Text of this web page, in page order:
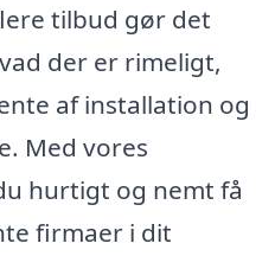
tilbud gør det
der er rimeligt,
af installation og
Med vores
hurtigt og nemt få
firmaer i dit